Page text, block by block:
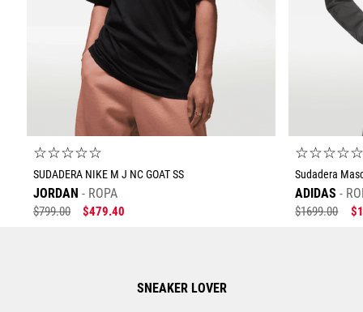
☆☆☆☆☆
SUDADERA NIKE M J NC GOAT SS
JORDAN ROPA
$799.00 $479.40
☆☆☆☆
Sudadera
ADIDAS
$1699.00 $
SNEAKER LOVER